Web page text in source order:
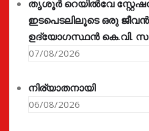
തൃശൂർ റെയിൽവേ
ഇടപെടലിലൂടെ ഒരു
ഉദ്യോഗസ്ഥൻ കെ.വി.
07/08/2026
നിര്യാതനായി
06/08/2026